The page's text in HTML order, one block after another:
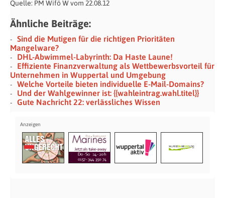
Quelle: PM Wifö W vom 22.08.12
Ähnliche Beiträge:
Sind die Mutigen für die richtigen Prioritäten
Mangelware?
DHL-Abwimmel-Labyrinth: Da Haste Laune!
Effiziente Finanzverwaltung als Wettbewerbsvorteil für
Unternehmen in Wuppertal und Umgebung
Welche Vorteile bieten individuelle E-Mail-Domains?
Und der Wahlgewinner ist: {{wahleintrag.wahl.titel}}
Gute Nachricht 22: verlässliches Wissen